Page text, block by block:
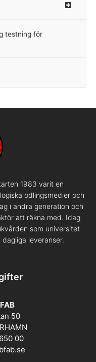
testning för
1983 varit en
odlingsmedier och
i andra generation och
att räkna med. Idag
som universitet
leveranser.
50
00